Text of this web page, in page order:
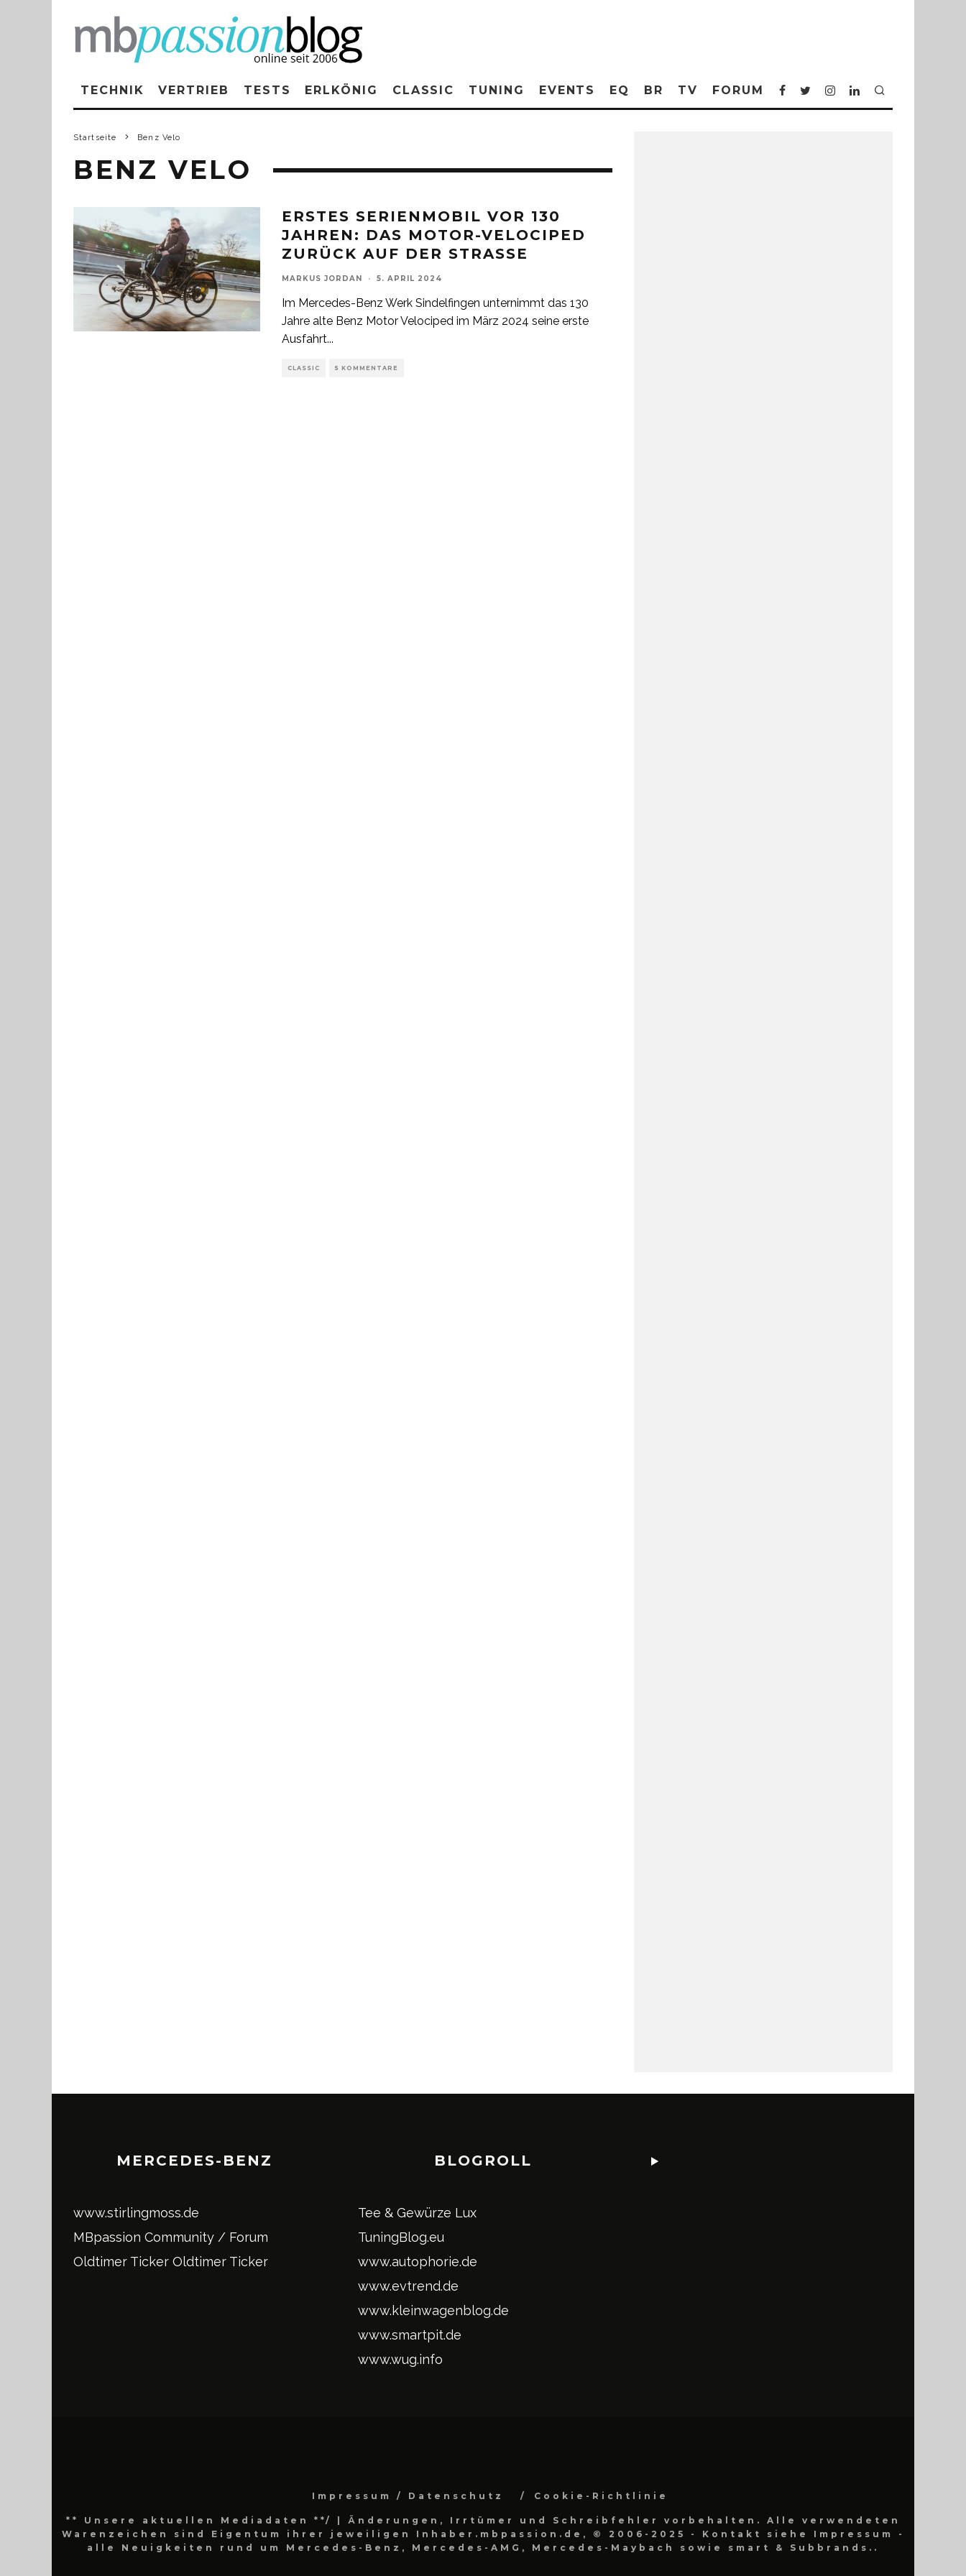
TECHNIK VERTRIEB TESTS ERLKÖNIG CLASSIC TUNING EVENTS EQ BR TV FORUM
Startseite Benz Velo
BENZ VELO
ERSTES SERIENMOBIL VOR 130
JAHREN: DAS MOTOR-VELOCIPED
ZURÜCK AUF DER STRASSE
MARKUS JORDAN · 5. APRIL 2024
Im Mercedes-Benz Werk Sindelfingen unternimmt das 130
Jahre alte Benz Motor Velociped im März 2024 seine erste
Ausfahrt...
CLASSIC 5 KOMMENTARE
MERCEDES-BENZ
www.stirlingmoss.de
MBpassion Community / Forum
Oldtimer Ticker Oldtimer Ticker
BLOGROLL
Tee & Gewürze Lux
TuningBlog.eu
www.autophorie.de
www.evtrend.de
www.kleinwagenblog.de
www.smartpit.de
www.wug.info
Impressum / Datenschutz Cookie-Richtlinie
** Unsere aktuellen Mediadaten **/
| Änderungen, Irrtümer und Schreibfehler vorbehalten. Alle verwendeten
Warenzeichen sind Eigentum ihrer jeweiligen Inhaber.mbpassion.de, © 2006-2025 - Kontakt siehe Impressum -
alle Neuigkeiten rund um Mercedes-Benz, Mercedes-AMG, Mercedes-Maybach sowie smart & Subbrands..